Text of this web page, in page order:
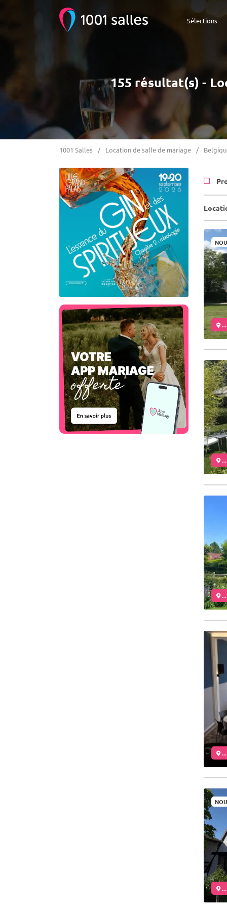
Sélections
155 résultat(s) -
1001 Salles Location de salle de mariage
...
...
...
...
...